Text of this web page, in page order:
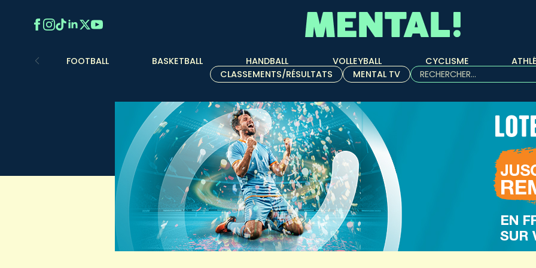
FOOTBALL BASKETBALL HANDBALL VOLLEYBALL CYCLISME
CLASSEMENTS/RÉSULTATS
MENTAL TV
Rechercher :